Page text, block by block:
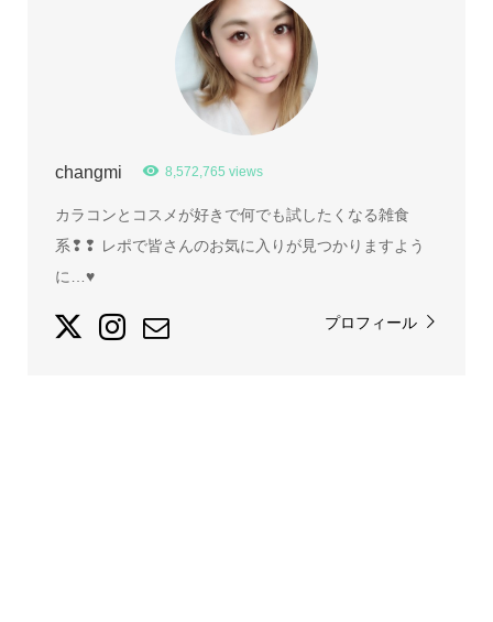
changmi 8,572,765 views
カラコンとコスメが好きで何でも試したくなる雑食
系❢❢ レポで皆さんのお気に入りが見つかりますよう
に…♥
プロフィール